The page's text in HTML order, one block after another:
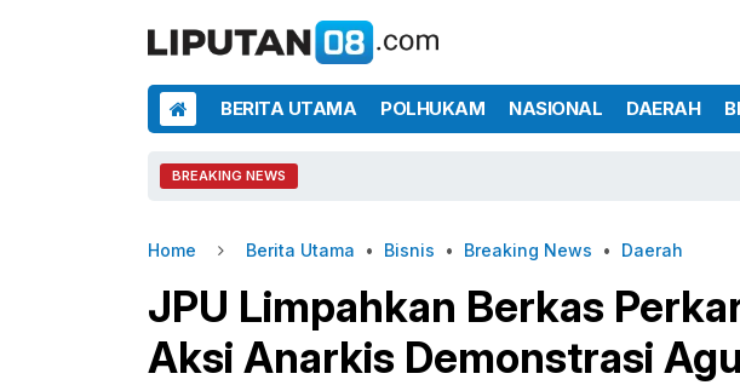
BERITA UTAMA POLHUKAM NASIONAL DAERAH
BREAKING NEWS
Home Berita Utama • Bisnis • Breaking News • Daerah
JPU Limpahkan Berkas
Aksi Anarkis Demonstrasi